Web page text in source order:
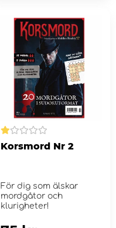
Korsmord Nr 2
För dig som älskar
mordgåtor och
klurigheter!